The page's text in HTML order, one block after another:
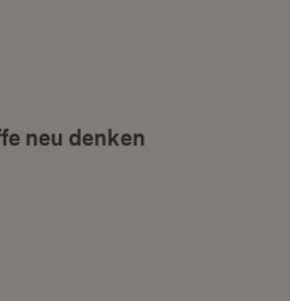
neu denken